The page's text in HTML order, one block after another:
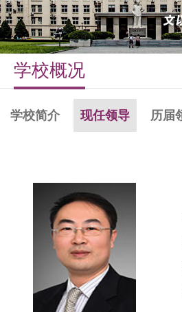
学校概况
学校简介 现任领导 历届